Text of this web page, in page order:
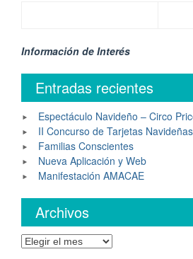
Información de Interés
Entradas recientes
Espectáculo Navideño – Circo
II Concurso de Tarjetas
Familias Conscientes
Nueva Aplicación y Web
Manifestación AMACAE
Archivos